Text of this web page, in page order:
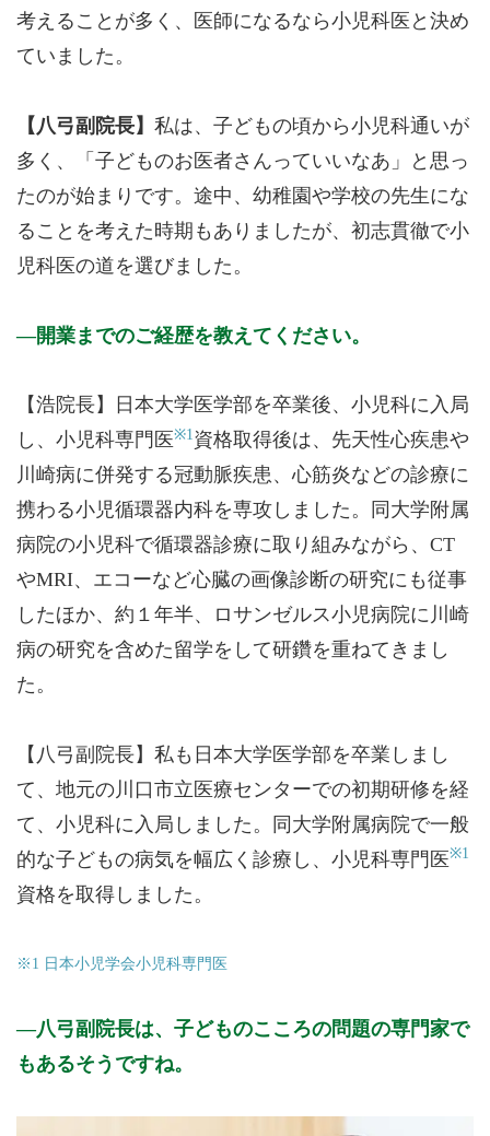
考えることが多く、医師になるなら小児科医と決め
ていました。
【八弓副院長】 私は、子どもの頃から小児科通いが
多く、「子どものお医者さんっていいなあ」と思っ
たのが始まりです。途中、幼稚園や学校の先生にな
ることを考えた時期もありましたが、初志貫徹で小
児科医の道を選びました。
開業までのご経歴を教えてください。
【浩院長】日本大学医学部を卒業後、小児科に入局
し、小児科専門医※1 資格取得後は、先天性心疾患や
川崎病に併発する冠動脈疾患、心筋炎などの診療に
携わる小児循環器内科を専攻しました。同大学附属
病院の小児科で循環器診療に取り組みながら、CT
やMRI、エコーなど心臓の画像診断の研究にも従事
したほか、約１年半、ロサンゼルス小児病院に川崎
病の研究を含めた留学をして研鑽を重ねてきまし
た。
【八弓副院長】私も日本大学医学部を卒業しまし
て、地元の川口市立医療センターでの初期研修を経
て、小児科に入局しました。同大学附属病院で一般
的な子どもの病気を幅広く診療し、小児科専門医※1
資格を取得しました。
※1 日本小児学会小児科専門医
八弓副院長は、子どものこころの問題の専門家で
もあるそうですね。